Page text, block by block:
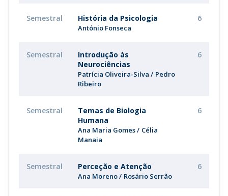
Semestral História da Psicologia
António Fonseca
6
Semestral
Introdução às
Neurociências
Patrícia Oliveira-Silva
Pedro
Ribeiro
6
Semestral
Temas de Biologia
Humana
Ana Maria Gomes
Célia
Manaia
6
Semestral Perceção e Atenção
Ana Moreno Rosário Serrão
6